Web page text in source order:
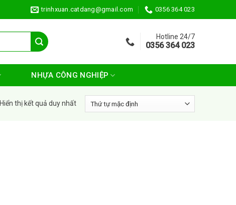
trinhxuan.catdang@gmail.com 0356 364 023
Hotline 24/7
0356 364 023
NHỰA CÔNG NGHIỆP
Hiển thị kết quả duy nhất